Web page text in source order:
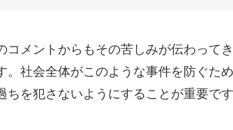
コメントからもその苦しみが伝わっ
。社会全体がこのような事件を防ぐ
を犯さないようにすることが重要です